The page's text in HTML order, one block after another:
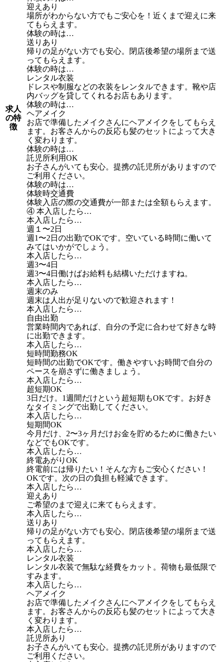
求人
の特
徴
迎えあり
場所がわからない方でもご安心を！近くまで迎えに来
てもらえます。
体験の時は…
送りあり
帰りの足がない方でも安心。閉店後希望の場所まで送
ってもらえます。
体験の時は…
レンタル衣装
ドレスや制服などの衣装をレンタルできます。靴や店
内バッグを貸してくれるお店もあります。
体験の時は…
ヘアメイク
お店で準備したメイクさんにヘアメイクをしてもらえ
ます。お客さんからの反応も髪のセットによって大き
く変わります。
体験の時は…
託児所利用OK
お子さんがいても安心。提携の託児所がありますので
ご利用ください。
体験の時は…
体験時交通費
体験入店の際の交通費が一部または全額もらえます。
④ 本入店したら…
本入店したら…
週１〜2日
週1〜2日の出勤でOKです。空いている時間に働いて
みてはいかがでしょう。
本入店したら…
週3〜4日
週3〜4日働けばお給料も結構いただけますね。
本入店したら…
週末のみ
週末は人出が足りないので歓迎されます！
本入店したら…
自由出勤
営業時間内であれば、自分の予定に合わせて好きな時
に出勤できます。
本入店したら…
短時間勤務OK
短時間の出勤でOKです。働きやすいお時間で自分の
ペースを崩さずに働きましょう。
本入店したら…
超短期OK
3日だけ。1週間だけという超短期もOKです。お好き
なタイミングで出勤してください。
本入店したら…
短期間OK
今月だけ、2〜3ヶ月だけお金を貯めるために働きたい
などでもOKです。
本入店したら…
終電あがりOK
終電前には帰りたい！そんな方もご安心ください！
OKです。次の日の負担も軽減できます。
本入店したら…
迎えあり
ご希望のまで迎えに来てもらえます。
本入店したら…
送りあり
帰りの足がない方でも安心。閉店後希望の場所まで送
ってもらえます。
本入店したら…
レンタル衣装
レンタル衣装で無駄な経費をカット。荷物も最低限で
すみます。
本入店したら…
ヘアメイク
お店で準備したメイクさんにヘアメイクをしてもらえ
ます。お客さんからの反応も髪のセットによって大き
く変わります。
本入店したら…
託児所あり
お子さんがいても安心。提携の託児所がありますので
ご利用ください。